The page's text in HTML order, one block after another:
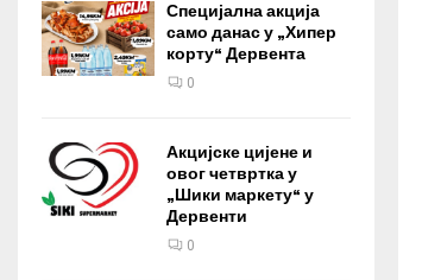
Специјална акција
само данас у „Хипер
корту“ Дервента
0
Акцијске цијене и
овог четвртка у
„Шики маркету“ у
Дервенти
0